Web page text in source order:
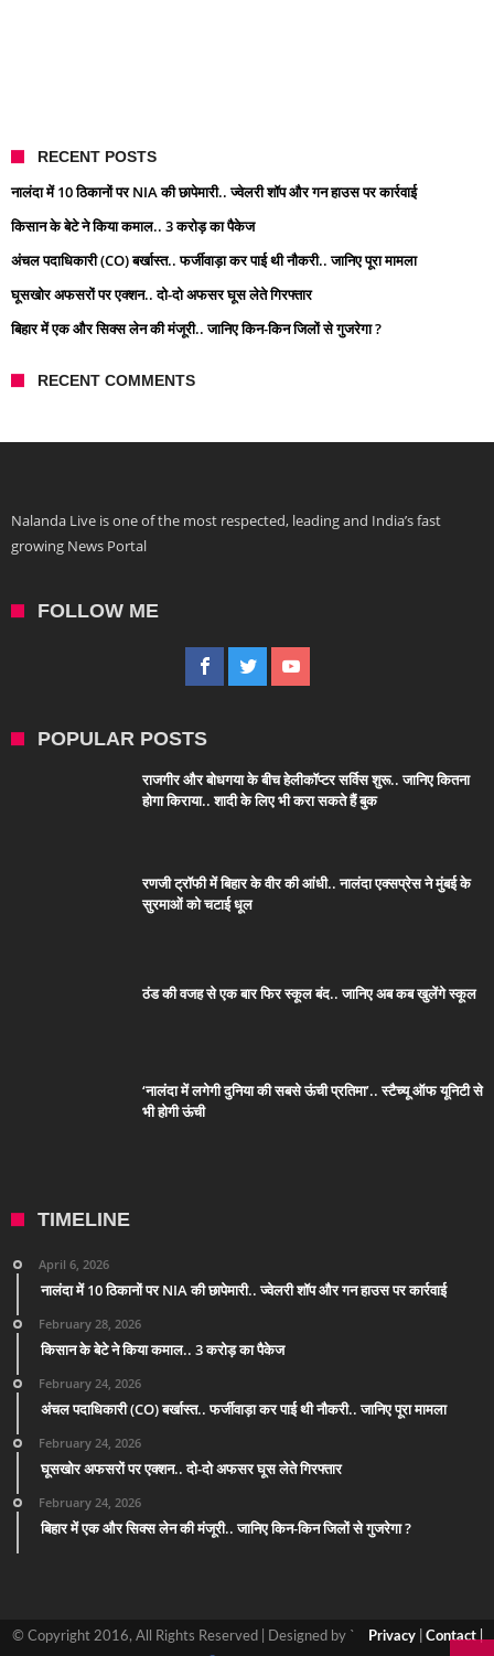
RECENT POSTS
नालंदा में 10 ठिकानों पर NIA की छापेमारी.. ज्वेलरी शॉप और गन हाउस पर कार्रवाई
किसान के बेटे ने किया कमाल.. 3 करोड़ का पैकेज
अंचल पदाधिकारी (CO) बर्खास्त.. फर्जीवाड़ा कर पाई थी नौकरी.. जानिए पूरा मामला
घूसखोर अफसरों पर एक्शन.. दो-दो अफसर घूस लेते गिरफ्तार
बिहार में एक और सिक्स लेन की मंजूरी.. जानिए किन-किन जिलों से गुजरेगा ?
RECENT COMMENTS
Nalanda Live is one of the most respected, leading and India’s fast
growing News Portal
FOLLOW ME
POPULAR POSTS
राजगीर और बोधगया के बीच हेलीकॉप्टर सर्विस शुरू.. जानिए कितना
होगा किराया.. शादी के लिए भी करा सकते हैं बुक
रणजी ट्रॉफी में बिहार के वीर की आंधी.. नालंदा एक्सप्रेस ने मुंबई के
सुरमाओं को चटाई धूल
ठंड की वजह से एक बार फिर स्कूल बंद.. जानिए अब कब खुलेंगे स्कूल
‘नालंदा में लगेगी दुनिया की सबसे ऊंची प्रतिमा’.. स्टैच्यू ऑफ यूनिटी से
भी होगी ऊंची
TIMELINE
April 6, 2026
नालंदा में 10 ठिकानों पर NIA की छापेमारी.. ज्वेलरी शॉप और गन हाउस पर कार्रवाई
February 28, 2026
किसान के बेटे ने किया कमाल.. 3 करोड़ का पैकेज
February 24, 2026
अंचल पदाधिकारी (CO) बर्खास्त.. फर्जीवाड़ा कर पाई थी नौकरी.. जानिए पूरा मामला
February 24, 2026
घूसखोर अफसरों पर एक्शन.. दो-दो अफसर घूस लेते गिरफ्तार
February 24, 2026
बिहार में एक और सिक्स लेन की मंजूरी.. जानिए किन-किन जिलों से गुजरेगा ?
© Copyright 2016, All Rights Reserved | Designed by ` Privacy| Contact |